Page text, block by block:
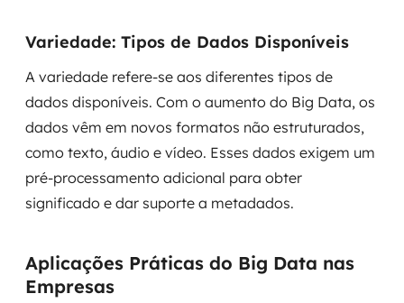
Variedade: Tipos de Dados Disponíveis
A variedade refere-se aos diferentes tipos de
dados disponíveis. Com o aumento do Big Data, os
dados vêm em novos formatos não estruturados,
como texto, áudio e vídeo. Esses dados exigem um
pré-processamento adicional para obter
significado e dar suporte a metadados.
Aplicações Práticas do Big Data nas
Empresas